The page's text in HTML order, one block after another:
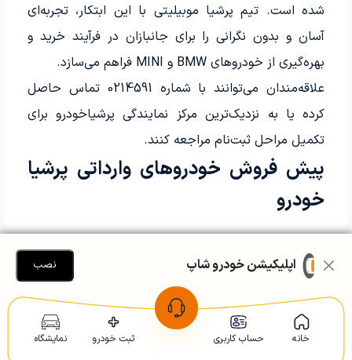
شده است. تیم پرشیا موبیلیتی با این ابتکار، تجربه‌ای
آسان و بدون نگرانی را برای جانبازان در فرآیند خرید و
بهره‌گیری از خودروهای BMW و MINI فراهم می‌سازد.
علاقه‌مندان می‌توانند با شماره 0214591 تماس حاصل
کرده یا به نزدیک‌ترین مرکز نمایندگی پرشیاخودرو برای
تکمیل مراحل ثبت‌نام مراجعه کنند.
پیش فروش خودروهای وارداتی پرشیا
خودرو
```html
آذر 1403: گروه پرشیاموبیلیتی، نماینده رسمی خودروهای
BMW و MINI در ایران، خبر از ورود اولین محموله این
خودروها به کشور داد. در این محموله خودروهای BMW
خانه حساب کاربری ثبت خودرو نمایشگاه
اپلیکیشن خودرو شاپ نصب